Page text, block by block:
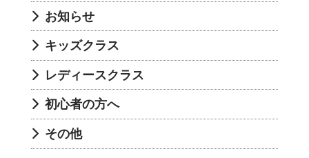
お知らせ
キッズクラス
レディースクラス
初心者の方へ
その他